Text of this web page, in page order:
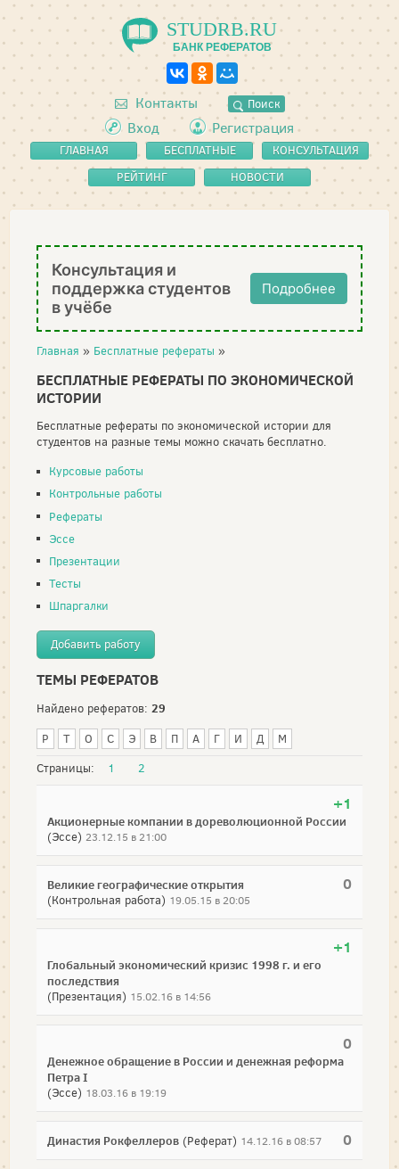
STUDRB.RU
БАНК РЕФЕРАТОВ
Контакты Поиск
Вход Регистрация
ГЛАВНАЯ
БЕСПЛАТНЫЕ
РЕФЕРАТЫ
КОНСУЛЬТАЦИЯ
РЕЙТИНГ
НОВОСТИ
Консультация и
поддержка студентов
в учёбе
Подробнее
Главная » Бесплатные рефераты »
БЕСПЛАТНЫЕ РЕФЕРАТЫ ПО ЭКОНОМИЧЕСКОЙ
ИСТОРИИ
Бесплатные рефераты по экономической истории для
студентов на разные темы можно скачать бесплатно.
Курсовые работы
Контрольные работы
Рефераты
Эссе
Презентации
Тесты
Шпаргалки
Добавить работу
ТЕМЫ РЕФЕРАТОВ
Найдено рефератов: 29
Р Т О С Э В П А Г И Д
М
Страницы:
1 2
+1
Акционерные компании в дореволюционной России
(Эссе) 23.12.15 в 21:00
0
Великие географические открытия
(Контрольная работа) 19.05.15 в 20:05
+1
Глобальный экономический кризис 1998 г. и его
последствия
(Презентация) 15.02.16 в 14:56
0
Денежное обращение в России и денежная реформа
Петра I
(Эссе) 18.03.16 в 19:19
0
Династия Рокфеллеров (Реферат) 14.12.16 в 08:57